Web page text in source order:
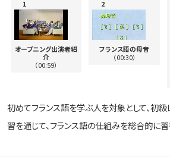
オープニング出演者紹
介
（00:59）
フランス語の母音
（00:30）
初めてフランス語を学ぶ人を対象として、初
習を通じて、フランス語の仕組みを総合的に